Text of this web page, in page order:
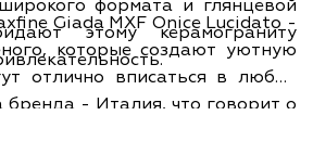
формата и глянцевой
этому керамограниту
Giada MXF Onice Lucidato -
которые создают уютную
отлично вписаться в любой
бренда - Италия, что говорит о